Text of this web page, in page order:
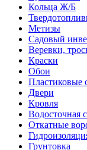
Кольца Ж/Б
Метизы
Садовый
Веревки,
Краски
Обои
Пластиковые
Двери
Кровля
Водосточная
Откатные
Грунтовка